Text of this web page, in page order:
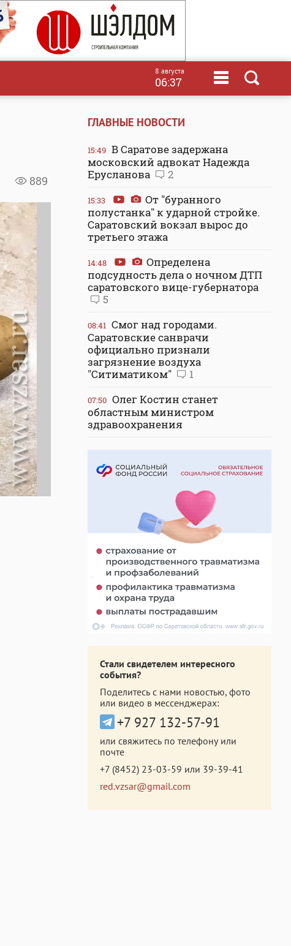
8 августа
06:37
889
ГЛАВНЫЕ НОВОСТИ
15:49 В Саратове задержана
московский адвокат Надежда
Ерусланова
2
15:33
От "буранного
полустанка" к ударной стройке.
Саратовский вокзал вырос до
третьего этажа
14:48
Определена
подсудность дела о ночном ДТП
саратовского вице-губернатора
5
08:41 Смог над городами.
Саратовские санврачи
официально признали
загрязнение воздуха
"Ситиматиком"
1
07:50 Олег Костин станет
областным министром
здравоохранения
Стали свидетелем интересного
события?
Поделитесь с нами новостью, фото
или видео в мессенджерах:
+7 927 132-57-91
или свяжитесь по телефону или
почте
+7 (8452) 23-03-59 или 39-39-41
red.vzsar@gmail.com